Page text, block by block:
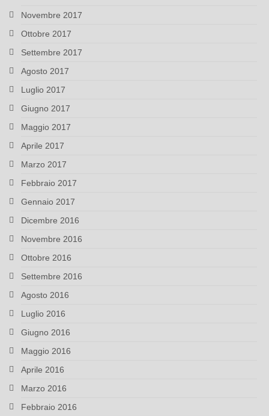
Novembre 2017
Ottobre 2017
Settembre 2017
Agosto 2017
Luglio 2017
Giugno 2017
Maggio 2017
Aprile 2017
Marzo 2017
Febbraio 2017
Gennaio 2017
Dicembre 2016
Novembre 2016
Ottobre 2016
Settembre 2016
Agosto 2016
Luglio 2016
Giugno 2016
Maggio 2016
Aprile 2016
Marzo 2016
Febbraio 2016